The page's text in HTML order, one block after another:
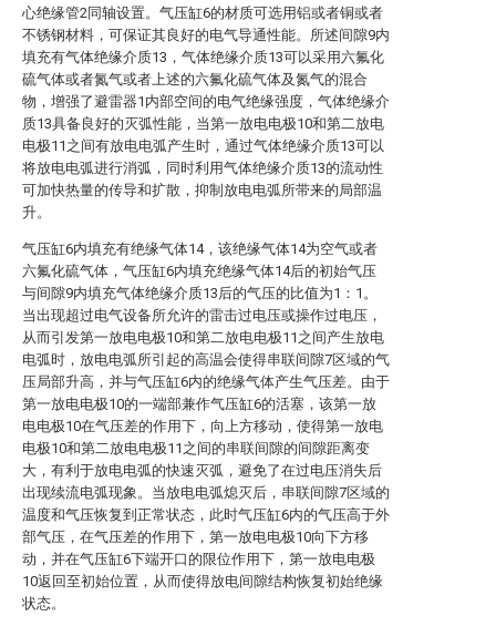
心绝缘管2同轴设置。气压缸6的材质可选用铝或者铜或者
不锈钢材料，可保证其良好的电气导通性能。所述间隙9内
填充有气体绝缘介质13，气体绝缘介质13可以采用六氟化
硫气体或者氮气或者上述的六氟化硫气体及氮气的混合
物，增强了避雷器1内部空间的电气绝缘强度，气体绝缘介
质13具备良好的灭弧性能，当第一放电电极10和第二放电
电极11之间有放电电弧产生时，通过气体绝缘介质13可以
将放电电弧进行消弧，同时利用气体绝缘介质13的流动性
可加快热量的传导和扩散，抑制放电电弧所带来的局部温
升。
气压缸6内填充有绝缘气体14，该绝缘气体14为空气或者
六氟化硫气体，气压缸6内填充绝缘气体14后的初始气压
与间隙9内填充气体绝缘介质13后的气压的比值为1：1。
当出现超过电气设备所允许的雷击过电压或操作过电压，
从而引发第一放电电极10和第二放电电极11之间产生放电
电弧时，放电电弧所引起的高温会使得串联间隙7区域的气
压局部升高，并与气压缸6内的绝缘气体产生气压差。由于
第一放电电极10的一端部兼作气压缸6的活塞，该第一放
电电极10在气压差的作用下，向上方移动，使得第一放电
电极10和第二放电电极11之间的串联间隙的间隙距离变
大，有利于放电电弧的快速灭弧，避免了在过电压消失后
出现续流电弧现象。当放电电弧熄灭后，串联间隙7区域的
温度和气压恢复到正常状态，此时气压缸6内的气压高于外
部气压，在气压差的作用下，第一放电电极10向下方移
动，并在气压缸6下端开口的限位作用下，第一放电电极
10返回至初始位置，从而使得放电间隙结构恢复初始绝缘
状态。